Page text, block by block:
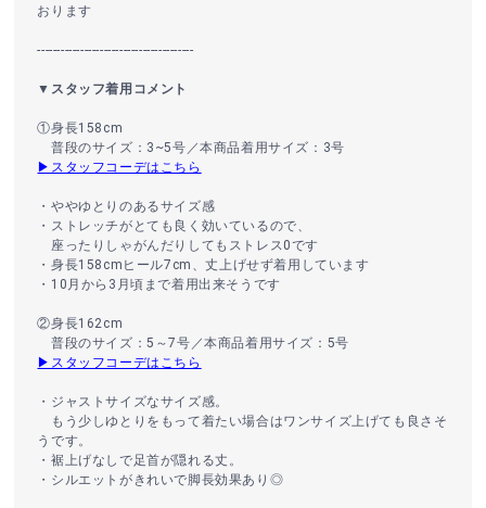
おります
----------------------------------------
▼スタッフ着用コメント
①身長158cm
普段のサイズ：3~5号／本商品着用サイズ：3号
▶スタッフコーデはこちら
・ややゆとりのあるサイズ感
・ストレッチがとても良く効いているので、
座ったりしゃがんだりしてもストレス0です
・身長158cmヒール7cm、丈上げせず着用しています
・10月から3月頃まで着用出来そうです
②身長162cm
普段のサイズ：5～7号／本商品着用サイズ：5号
▶スタッフコーデはこちら
・ジャストサイズなサイズ感。
もう少しゆとりをもって着たい場合はワンサイズ上げても良さそ
うです。
・裾上げなしで足首が隠れる丈。
・シルエットがきれいで脚長効果あり◎